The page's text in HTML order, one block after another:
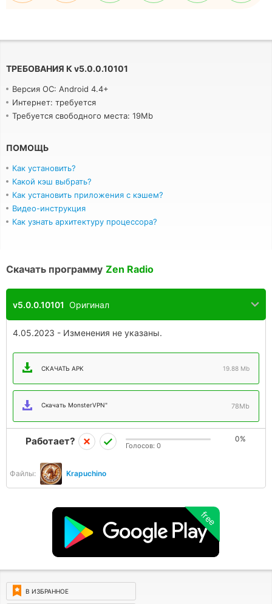
ТРЕБОВАНИЯ К v5.0.0.10101
Версия ОС: Android 4.4+
Интернет: требуется
Требуется свободного места: 19Mb
ПОМОЩЬ
Как установить?
Какой кэш выбрать?
Как установить приложения с кэшем?
Видео-инструкция
Как узнать архитектуру процессора?
Скачать программу Zen Radio
v5.0.0.10101 Оригинал
4.05.2023 - Изменения не указаны.
СКАЧАТЬ APK 19.88 Mb
Скачать MonsterVPN" 78Mb
Файлы: Krapuchino
Работает? 0%
Голосов: 0
free
В ИЗБРАННОЕ